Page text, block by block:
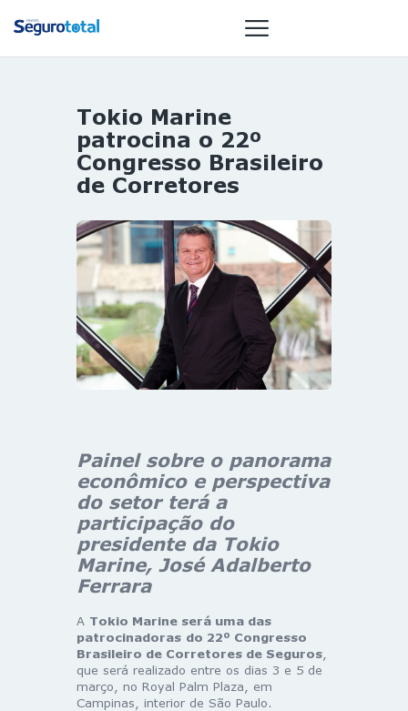
NOTÍCIAS
REVISTA
ESPECIAIS
OURO
ST SUMMIT
MULHERES
GESTORAS
HOMEST
HOME
Tokio Marine
patrocina o 22º
Congresso Brasileiro
de Corretores
Painel sobre o panorama
econômico e perspectiva
do setor terá a
participação do
presidente da Tokio
Marine, José Adalberto
Ferrara
A Tokio Marine será uma das
patrocinadoras do 22º Congresso
Brasileiro de Corretores de Seguros
que será realizado entre os dias 3 e 5 de
março, no Royal Palm Plaza, em
Campinas, interior de São Paulo.